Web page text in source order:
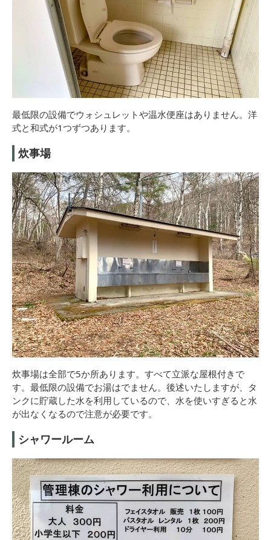
最低限の設備でウォシュレットや温水便座はありません。洋
式と和式が1つずつあります。
炊事場
炊事場は全部で5か所あります。すべて立派な屋根付きで
す。最低限の設備でお湯はでません。後述いたしますが、タ
ンクに貯蔵した水を利用しているので、水を使いすぎると水
が出なくなるので注意が必要です。
シャワールーム